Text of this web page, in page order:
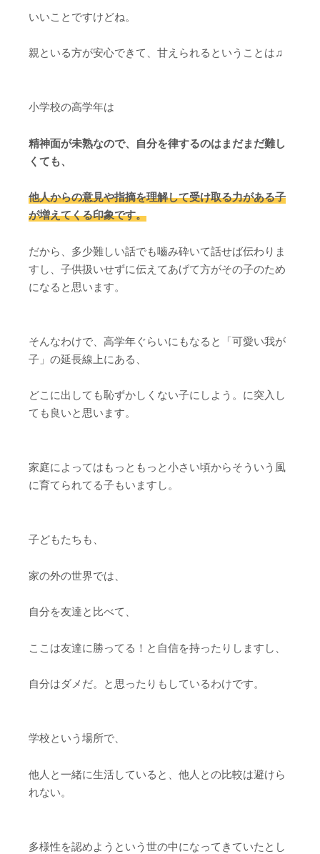
いいことですけどね。
親といる方が安心できて、甘えられるということは♫
小学校の高学年は
精神面が未熟なので、自分を律するのはまだまだ難し
くても、
他人からの意見や指摘を理解して受け取る力がある子
が増えてくる印象です。
だから、多少難しい話でも嚙み砕いて話せば伝わりま
すし、子供扱いせずに伝えてあげて方がその子のため
になると思います。
そんなわけで、高学年ぐらいにもなると「可愛い我が
子」の延長線上にある、
どこに出しても恥ずかしくない子にしよう。に突入し
ても良いと思います。
家庭によってはもっともっと小さい頃からそういう風
に育てられてる子もいますし。
子どもたちも、
家の外の世界では、
自分を友達と比べて、
ここは友達に勝ってる！と自信を持ったりしますし、
自分はダメだ。と思ったりもしているわけです。
学校という場所で、
他人と一緒に生活していると、他人との比較は避けら
れない。
多様性を認めようという世の中になってきていたとし